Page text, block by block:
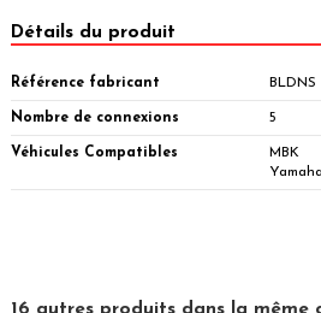
Détails du produit
Référence fabricant BLDNS
Nombre de connexions 5
Véhicules Compatibles
MBK
Yamaha